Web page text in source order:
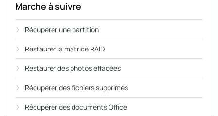
Marche à suivre
Récupérer une partition
Restaurer la matrice RAID
Restaurer des photos effacées
Récupérer des fichiers supprimés
Récupérer des documents Office